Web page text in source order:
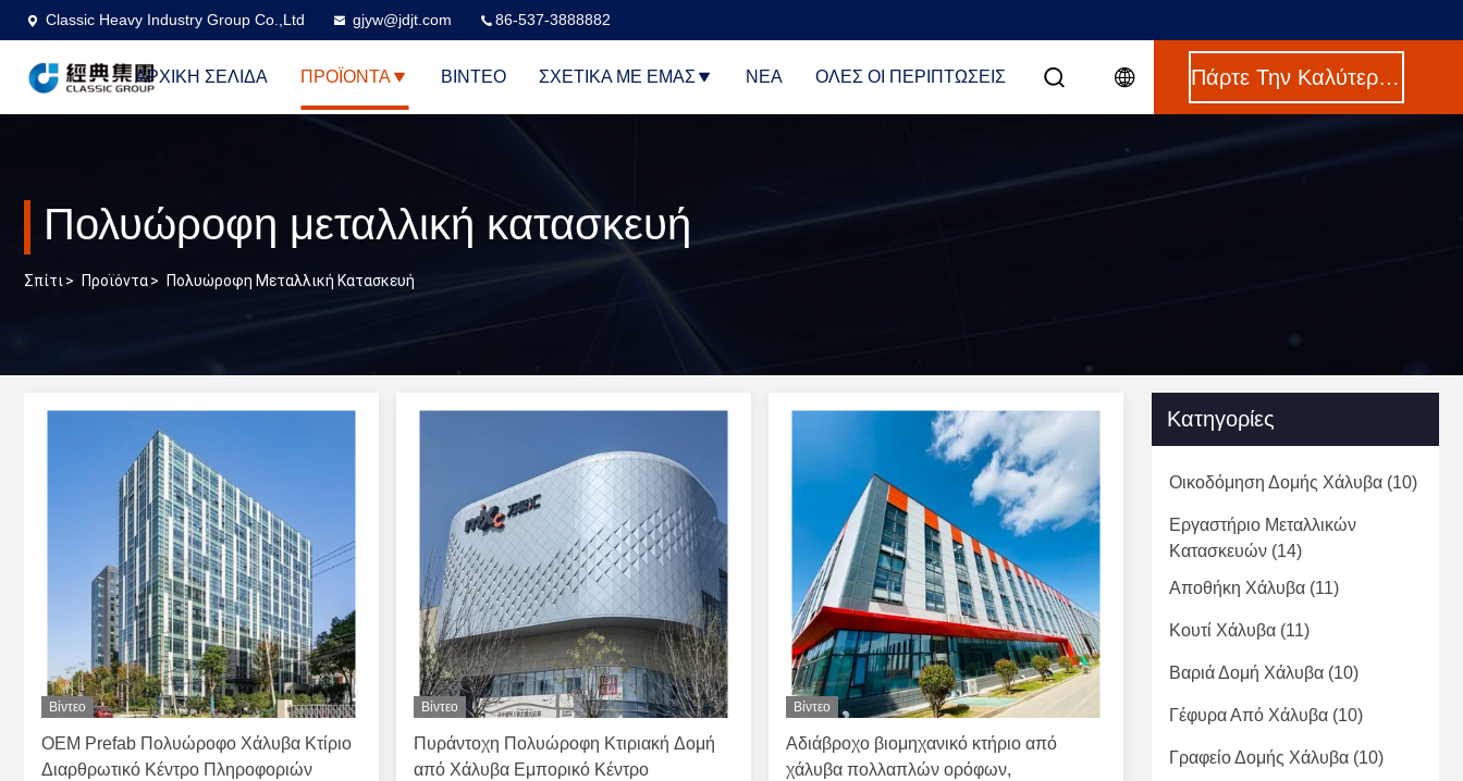
Classic Heavy Industry Group Co.,Ltd gjyw@jdjt.com 86-537-3888882
ΑΡΧΙΚΉ ΣΕΛΊΔΑ ΠΡΟΪΌΝΤΑ ΒΊΝΤΕΟ ΣΧΕΤΙΚΆ ΜΕ ΕΜΆΣ ΝΈΑ ΌΛΕΣ ΟΙ ΠΕΡΙΠΤΏΣΕΙΣ Πάρτε Την Καλύτερη Τιμή
Πολυώροφη μεταλλική κατασκευή
Σπίτι> Προϊόντα> Πολυώροφη Μεταλλική Κατασκευή
Βίντεο
OEM Prefab Πολυώροφο Χάλυβα Κτίριο
Διαρθρωτικό Κέντρο Πληροφοριών
Βίντεο
Πυράντοχη Πολυώροφη Κτιριακή Δομή
από Χάλυβα Εμπορικό Κέντρο
Βίντεο
Αδιάβροχο βιομηχανικό κτήριο από
χάλυβα πολλαπλών ορόφων,
Κατηγορίες
Οικοδόμηση Δομής Χάλυβα (10)
Εργαστήριο Μεταλλικών
Κατασκευών (14)
Αποθήκη Χάλυβα (11)
Κουτί Χάλυβα (11)
Βαριά Δομή Χάλυβα (10)
Γέφυρα Από Χάλυβα (10)
Γραφείο Δομής Χάλυβα (10)